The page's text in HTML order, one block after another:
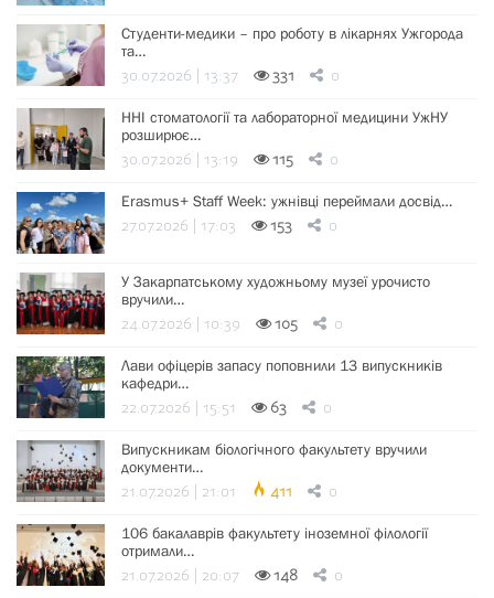
Студенти-медики – про роботу в лікарнях Ужгорода
та…
30.07.2026 | 13:37 331 0
ННІ стоматології та лабораторної медицини УжНУ
розширює…
30.07.2026 | 13:19 115 0
Erasmus+ Staff Week: ужнівці переймали досвід…
27.07.2026 | 17:03 153 0
У Закарпатському художньому музеї урочисто
вручили…
24.07.2026 | 10:39 105 0
Лави офіцерів запасу поповнили 13 випускників
кафедри…
22.07.2026 | 15:51 63 0
Випускникам біологічного факультету вручили
документи…
21.07.2026 | 21:01 411 0
106 бакалаврів факультету іноземної філології
отримали…
21.07.2026 | 20:07 148 0